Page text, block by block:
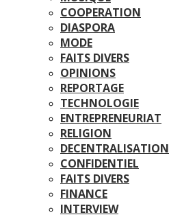
COOPERATION
DIASPORA
MODE
FAITS DIVERS
OPINIONS
REPORTAGE
TECHNOLOGIE
ENTREPRENEURIAT
RELIGION
DECENTRALISATION
CONFIDENTIEL
FAITS DIVERS
FINANCE
INTERVIEW